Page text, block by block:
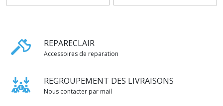
REPARECLAIR
Accessoires de reparation
REGROUPEMENT DES LIVRAISONS
Nous contacter par mail